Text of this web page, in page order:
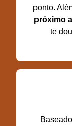
ponto.
próximo
te